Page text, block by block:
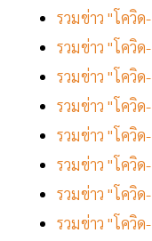
รวมข่าว "โควิ
รวมข่าว "โควิ
รวมข่าว "โควิ
รวมข่าว "โควิ
รวมข่าว "โควิ
รวมข่าว "โควิ
รวมข่าว "โควิ
รวมข่าว "โควิ